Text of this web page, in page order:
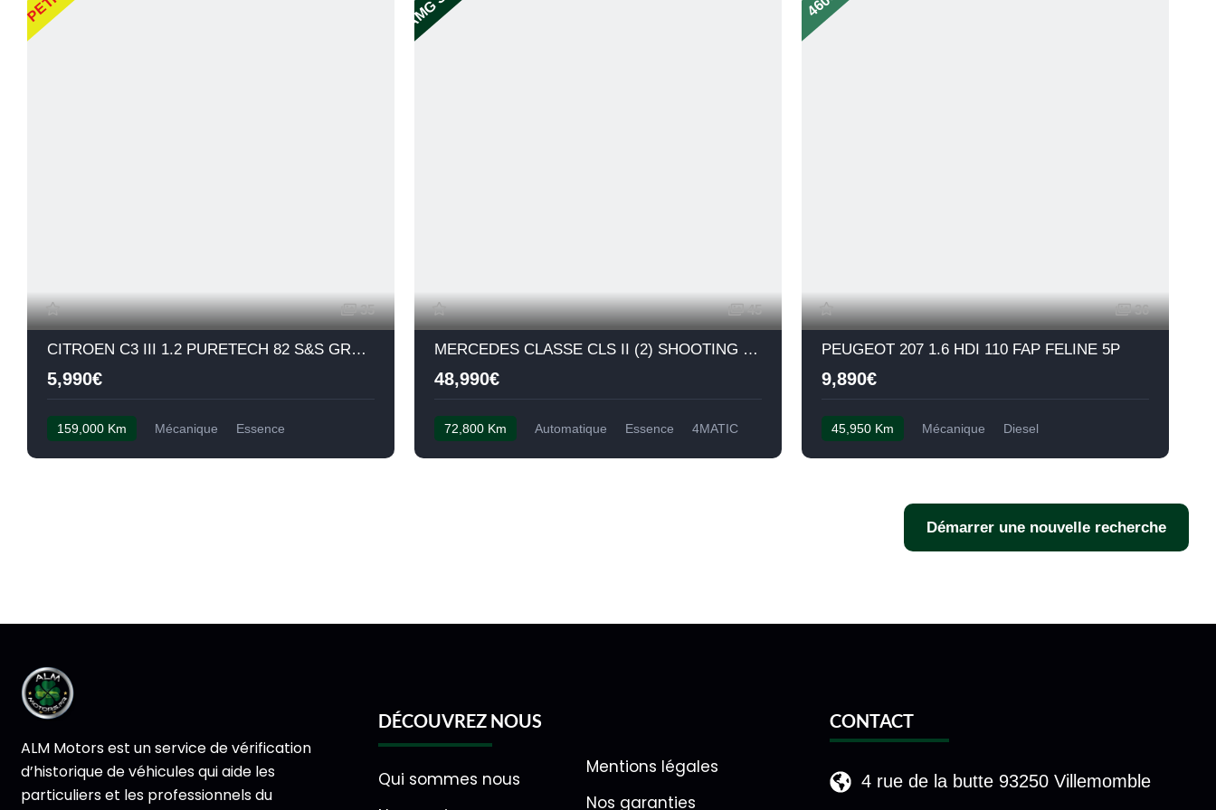
35
CITROEN C3 III 1.2 PURETECH 82 S&S GRAPHIC
5,990€
159,000 Km Mécanique Essence
45
MERCEDES CLASSE CLS II (2) SHOOTING BRAKE 5.5 63 AMG S 4MATIC
48,990€
72,800 Km Automatique Essence 4MATIC
36
PEUGEOT 207 1.6 HDI 110 FAP FELINE 5P
9,890€
45,950 Km Mécanique Diesel
Démarrer une nouvelle recherche
ALM Motors est un service de vérification
d’historique de véhicules qui aide les
particuliers et les professionnels du
DÉCOUVREZ NOUS
Qui sommes nous
Mentions légales
Nos garanties
CONTACT
4 rue de la butte 93250 Villemomble